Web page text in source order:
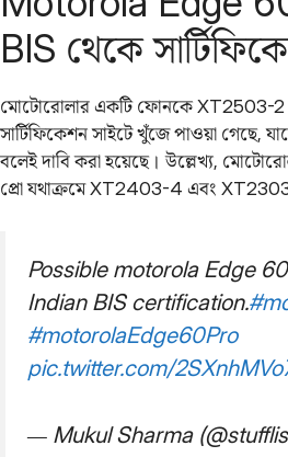
BIS থেকে
মোটোরোলার একটি ফোনকে XT2503-2
সার্টিফিকেশন সাইটে খুঁজে পাওয়া গেছে,
বলেই দাবি করা হয়েছে। উল্লেখ্য,
প্রো যথাক্রমে XT2403-4 এবং
Possible motorola Edge
Indian BIS certification.
#motorolaEdge60Pro
pic.twitter.com/
— Mukul Sharma